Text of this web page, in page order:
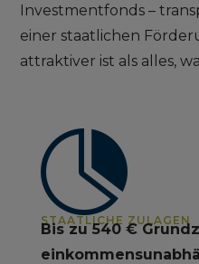
Investmentfonds –
einer staatlichen
attraktiver ist als alles,

STAATLICHE ZULAGEN
Bis zu 540 €